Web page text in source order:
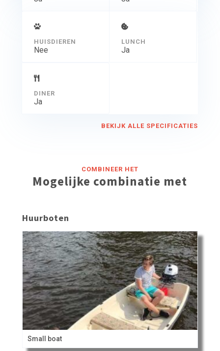
HUISDIEREN
Nee
LUNCH
Ja
DINER
Ja
BEKIJK ALLE SPECIFICATIES
COMBINEER HET
Mogelijke combinatie met
Huurboten
Small boat